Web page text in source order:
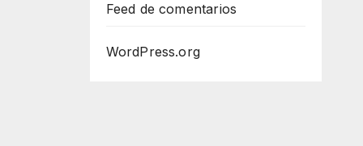
Feed de comentarios
WordPress.org